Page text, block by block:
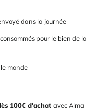
dans la journée
pour le bien de la
monde
100€ d'achat avecAlma